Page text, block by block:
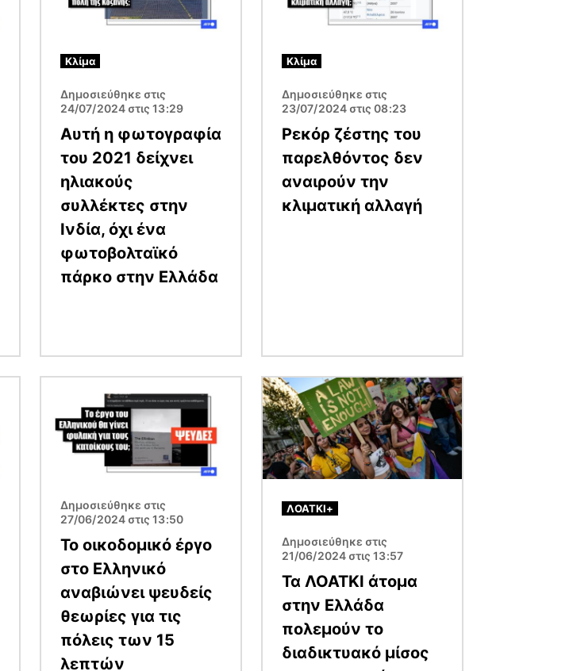
Κλίμα
Δημοσιεύθηκε στις
24/07/2024 στις 13:29
Αυτή η φωτογραφία
του 2021 δείχνει
ηλιακούς
συλλέκτες στην
Ινδία, όχι ένα
φωτοβολταϊκό
πάρκο στην Ελλάδα
Κλίμα
Δημοσιεύθηκε στις
23/07/2024 στις 08:23
Ρεκόρ ζέστης του
παρελθόντος δεν
αναιρούν την
κλιματική αλλαγή
Δημοσιεύθηκε στις
27/06/2024 στις 13:50
Το οικοδομικό έργο
στο Ελληνικό
αναβιώνει ψευδείς
θεωρίες για τις
πόλεις των 15
λεπτών
Εικόνα
ΛΟΑΤΚΙ+
Δημοσιεύθηκε στις
21/06/2024 στις 13:57
Τα ΛΟΑΤΚΙ άτομα
στην Ελλάδα
πολεμούν το
διαδικτυακό μίσος